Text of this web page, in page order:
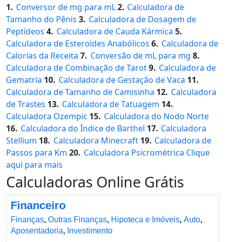
1. Conversor de mg para mL2. Calculadora de
Tamanho do Pênis 3. Calculadora de Dosagem de
Peptídeos 4. Calculadora de Cauda Kármica 5.
Calculadora de Esteroides Anabólicos 6. Calculadora de
Calorias da Receita 7. Conversão de mL para mg 8.
Calculadora de Combinação de Tarot9. Calculadora de
Gematria 10. Calculadora de Gestação de Vaca 11.
Calculadora de Tamanho de Camisinha 12. Calculadora
de Trastes 13. Calculadora de Tatuagem 14.
Calculadora Ozempic 15. Calculadora do Nodo Norte
16. Calculadora do Índice de Barthel 17. Calculadora
Stellium 18. Calculadora Minecraft 19. Calculadora de
Passos para Km 20. Calculadora Psicrométrica Clique
aqui para mais
Calculadoras Online Grátis
Financeiro
Finanças, Outras Finanças, Hipoteca e Imóveis, Auto,
Aposentadoria, Investimento